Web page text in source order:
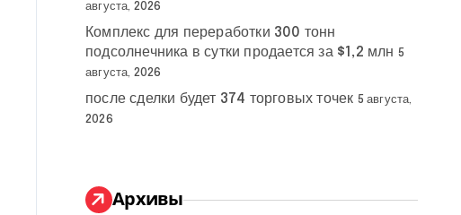
августа, 2026
Комплекс для переработки 300 тонн
подсолнечника в сутки продается за $1,2 млн 5
августа, 2026
после сделки будет 374 торговых точек 5 августа,
2026
Архивы